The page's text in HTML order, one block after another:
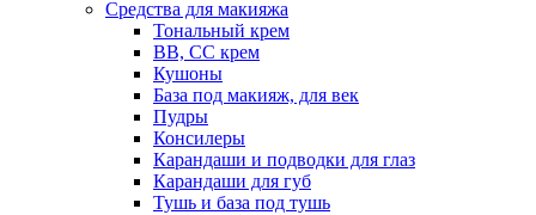
Средства для макияжа
Тональный крем
BB, CC крем
Кушоны
База под макияж, для век
Пудры
Консилеры
Карандаши и подводки для глаз
Карандаши для губ
Тушь и база под тушь